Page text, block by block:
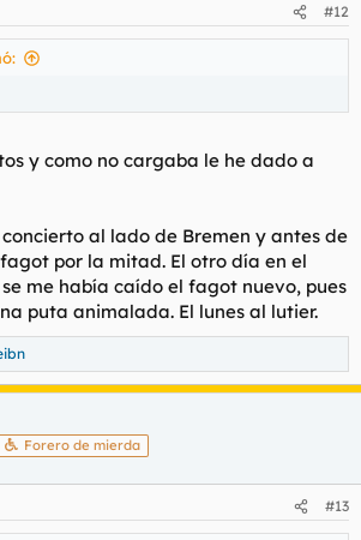
#12
y como no cargaba le he dado a
al lado de Bremen y antes de
por la mitad. El otro día en el
me había caído el fagot nuevo, pues
puta animalada. El lunes al lutier.
Forero de mierda
#13